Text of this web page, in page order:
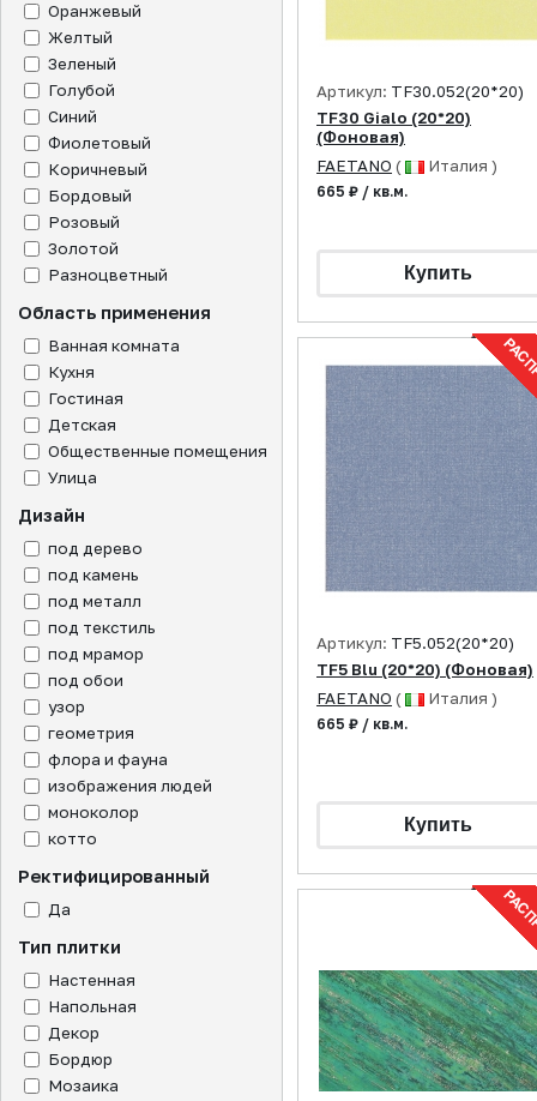
Оранжевый
Желтый
Зеленый
Голубой
Синий
Фиолетовый
Коричневый
Бордовый
Розовый
Золотой
Разноцветный
Область применения
Ванная комната
Кухня
Гостиная
Детская
Общественные помещения
Улица
Дизайн
под дерево
под камень
под металл
под текстиль
под мрамор
под обои
узор
геометрия
флора и фауна
изображения людей
моноколор
котто
Ректифицированный
Да
Тип плитки
Настенная
Напольная
Декор
Бордюр
Мозаика
Артикул: TF30.052(20*20)
TF30 Gialo (20*20)
(Фоновая)
FAETANO ( Италия )
665 ₽ / кв.м.
Артикул: TF5.052(20*20)
TF5 Blu (20*20) (Фоновая)
FAETANO ( Италия )
665 ₽ / кв.м.